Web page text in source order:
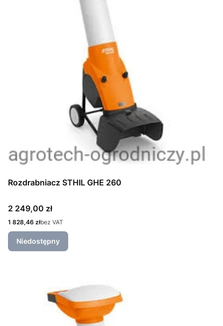
Rozdrabniacz STHIL GHE 260
Cena
2 249,00 zł
Cena
1 828,46 złbez VAT
Niedostępny